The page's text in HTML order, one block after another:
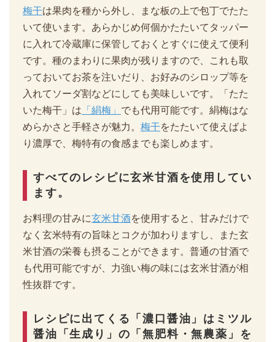
梅干は果肉を種から外し、まな板の上で包丁でたた
いて使います。あらかじめ何個かたたいてタッパー
に入れて冷蔵庫に保管しておくとすぐに使えて便利
です。種のまわりに果肉が残りますので、これも取
っておいてお茶を注いだり、お好みのシロップ等を
入れてソーダ割などにしても美味しいです。「たた
いた梅干」は 「絹梅」 でも代用可能です。絹梅はな
めらかさと手軽さが魅力。 梅干をたたいて使えばよ
り濃厚で、梅特有の食感までも楽しめます。
すべてのレシピに玄米甘酒を使用してい
ます。
お料理の甘みに玄米甘酒を使用すると、甘みだけで
なく玄米特有の旨味とコクが加わりますし、また玄
米甘酒の栄養も摂ることができます。普通の甘酒で
も代用可能ですが、力強い梅の味には玄米甘酒が相
性抜群です。
レシピに出てくる「濃口醤油」はミツル
醤油「生成り」の「無肥料・無農薬」を